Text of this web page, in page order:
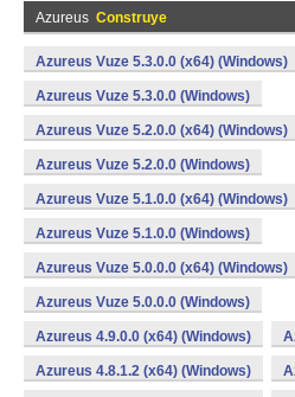
Azureus Construye
Azureus Vuze 5.3.0.0 (x64) (Windows)
Azureus Vuze 5.3.0.0 (Windows)
Azureus Vuze 5.2.0.0 (x64) (Windows)
Azureus Vuze 5.2.0.0 (Windows)
Azureus Vuze 5.1.0.0 (x64) (Windows)
Azureus Vuze 5.1.0.0 (Windows)
Azureus Vuze 5.0.0.0 (x64) (Windows)
Azureus Vuze 5.0.0.0 (Windows)
Azureus 4.9.0.0 (x64) (Windows)
Azureus 4.8.1.2 (x64) (Windows)